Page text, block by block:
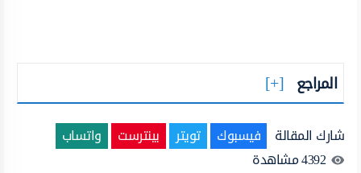
المراجع
شارك المقالة فيسبوك تويتر بينترست
واتساب
4392مشاهدة